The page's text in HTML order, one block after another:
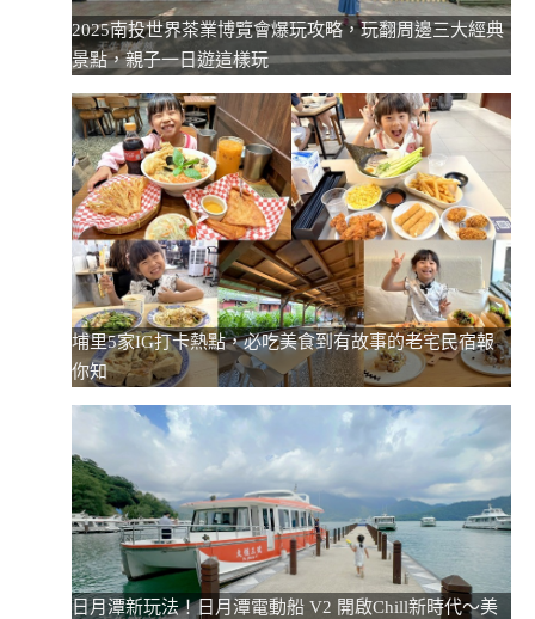
2025南投世界茶業博覽會爆玩攻略，玩翻周邊三大經典
景點，親子一日遊這樣玩
埔里5家IG打卡熱點，必吃美食到有故事的老宅民宿報
你知
日月潭新玩法！日月潭電動船 V2 開啟Chill新時代～美